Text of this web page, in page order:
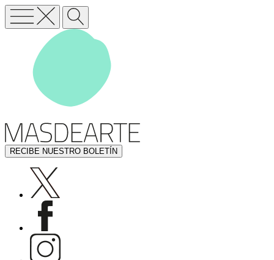
RECIBE NUESTRO BOLETÍN